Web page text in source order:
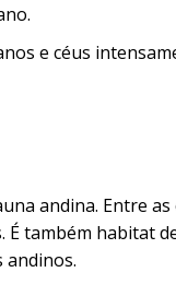
e céus
andina. Entre
É também habitat
andinos.